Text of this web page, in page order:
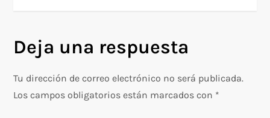
g
a
Deja una respuesta
Tu dirección de correo electrónico no será publicada.
Los campos obligatorios están marcados con *